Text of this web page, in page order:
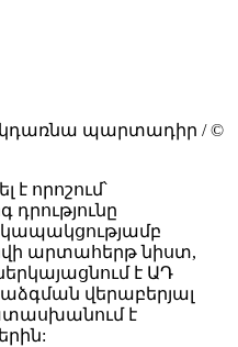
կդառնա պարտադիր / ©
է որոշում՝
կապակցությամբ
արտահերթ նիստ,
է ԱԴ
վերաբերյալ
է